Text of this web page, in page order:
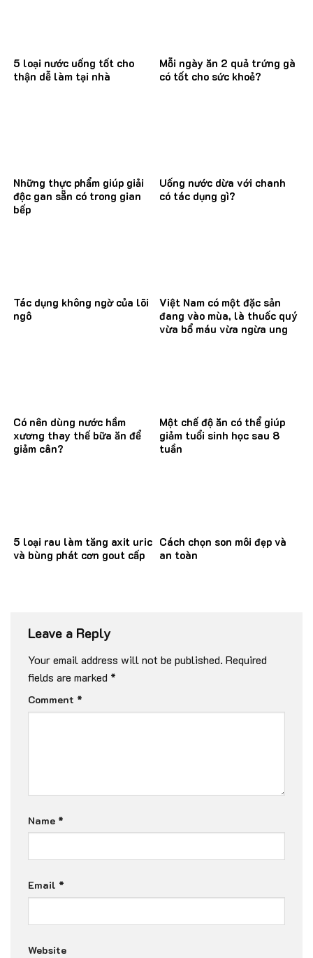
5 loại nước uống tốt cho
thận dễ làm tại nhà
Mỗi ngày ăn 2 quả trứng gà
có tốt cho sức khoẻ?
Những thực phẩm giúp giải
độc gan sẵn có trong gian
bếp
Uống nước dừa với chanh
có tác dụng gì?
Tác dụng không ngờ của lõi
ngô
Việt Nam có một đặc sản
đang vào mùa, là thuốc quý
vừa bổ máu vừa ngừa ung
Có nên dùng nước hầm
xương thay thế bữa ăn để
giảm cân?
Một chế độ ăn có thể giúp
giảm tuổi sinh học sau 8
tuần
5 loại rau làm tăng axit uric
và bùng phát cơn gout cấp
Cách chọn son môi đẹp và
an toàn
Leave a Reply
Your email address will not be published. Required
fields are marked *
Comment *
Name *
Email *
Website